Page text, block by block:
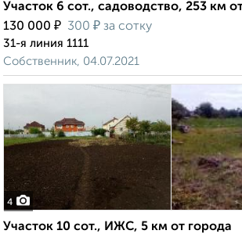
Участок 6 сот., садоводство, 253 км
130 000 ₽ 300 ₽ за сотку
31-я линия 1111
Собственник, 04.07.2021
4
Участок 10 сот., ИЖС, 5 км от города